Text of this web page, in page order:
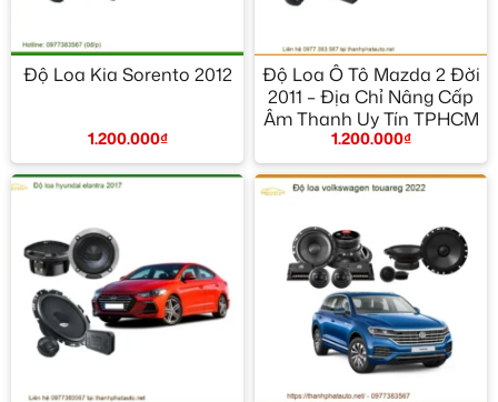
Độ Loa Kia Sorento 2012
1.200.000₫
Độ Loa Ô Tô Mazda 2 Đời
2011 – Địa Chỉ Nâng Cấp
Âm Thanh Uy Tín TPHCM
1.200.000₫